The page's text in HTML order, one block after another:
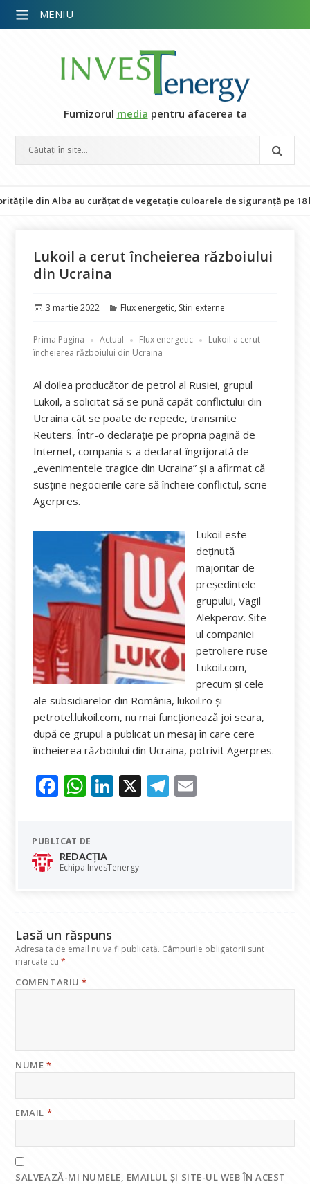
Furnizorul media pentru afacerea ta
din Alba au curățat de vegetație culoarele de siguranță pe 18
Lukoil a cerut încheierea războiului
din Ucraina
Publicat
3 martie 2022 Categorii
Flux energetic, Stiri externe
Prima Pagina Actual Flux energetic
Lukoil a cerut
încheierea războiului din Ucraina
Al doilea producător de petrol al Rusiei, grupul
Lukoil, a solicitat să se pună capăt conflictului din
Ucraina cât se poate de repede, transmite
Reuters. Într-o declaraţie pe propria pagină de
Internet, compania s-a declarat îngrijorată de
„evenimentele tragice din Ucraina” şi a afirmat că
susţine negocierile care să încheie conflictul, scrie
Agerpres.
Lukoil este
deţinută
majoritar de
preşedintele
grupului, Vagil
Alekperov. Site-
ul companiei
petroliere ruse
Lukoil.com,
precum şi cele
ale subsidiarelor din România, lukoil.ro şi
petrotel.lukoil.com, nu mai funcţionează joi seara,
după ce grupul a publicat un mesaj în care cere
încheierea războiului din Ucraina, potrivit Agerpres.
F
e
b
o
W
at
s
A
Li
dI
X T
PUBLICAT DE
REDACȚIA
Echipa InvesTenergy
Lasă un răspuns
Adresa ta de email nu va fi publicată. Câmpurile obligatorii sunt
marcate cu*
COMENTARIU*
NUME*
EMAIL *
SALVEAZĂ-MI NUMELE, EMAILUL ȘI SITE-UL WEB ÎN ACEST
MENIU